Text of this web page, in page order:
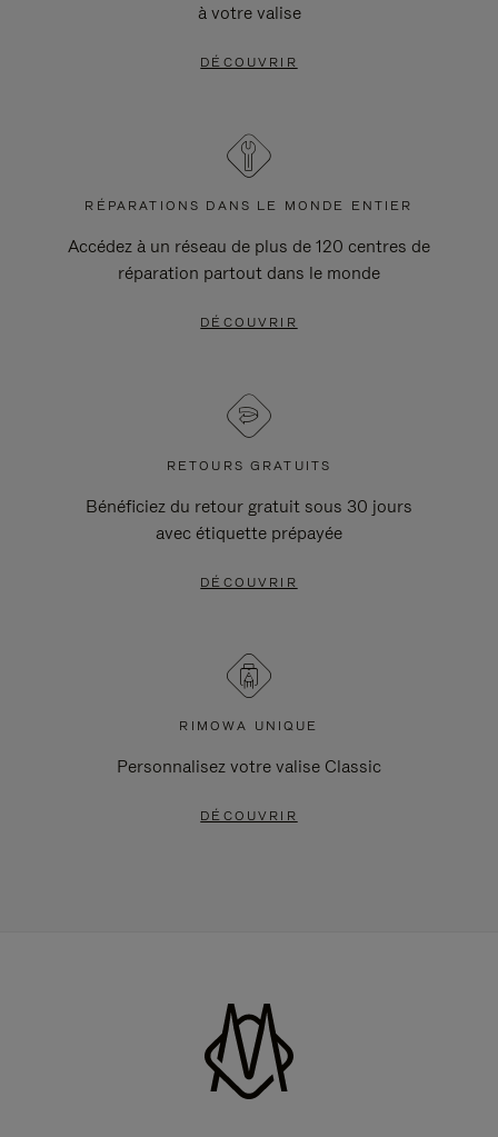
à votre valise
DÉCOUVRIR
RÉPARATIONS DANS LE MONDE ENTIER
Accédez à un réseau de plus de 120 centres de
réparation partout dans le monde
DÉCOUVRIR
RETOURS GRATUITS
Bénéficiez du retour gratuit sous 30 jours
avec étiquette prépayée
DÉCOUVRIR
RIMOWA UNIQUE
Personnalisez votre valise Classic
DÉCOUVRIR